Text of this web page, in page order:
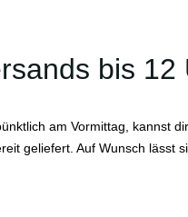
bis 12
am Vormittag, kannst
geliefert. Auf Wunsch lässt